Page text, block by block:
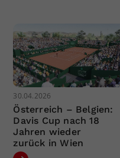
30.04.2026
Österreich – Belgien:
Davis Cup nach 18
Jahren wieder
zurück in Wien